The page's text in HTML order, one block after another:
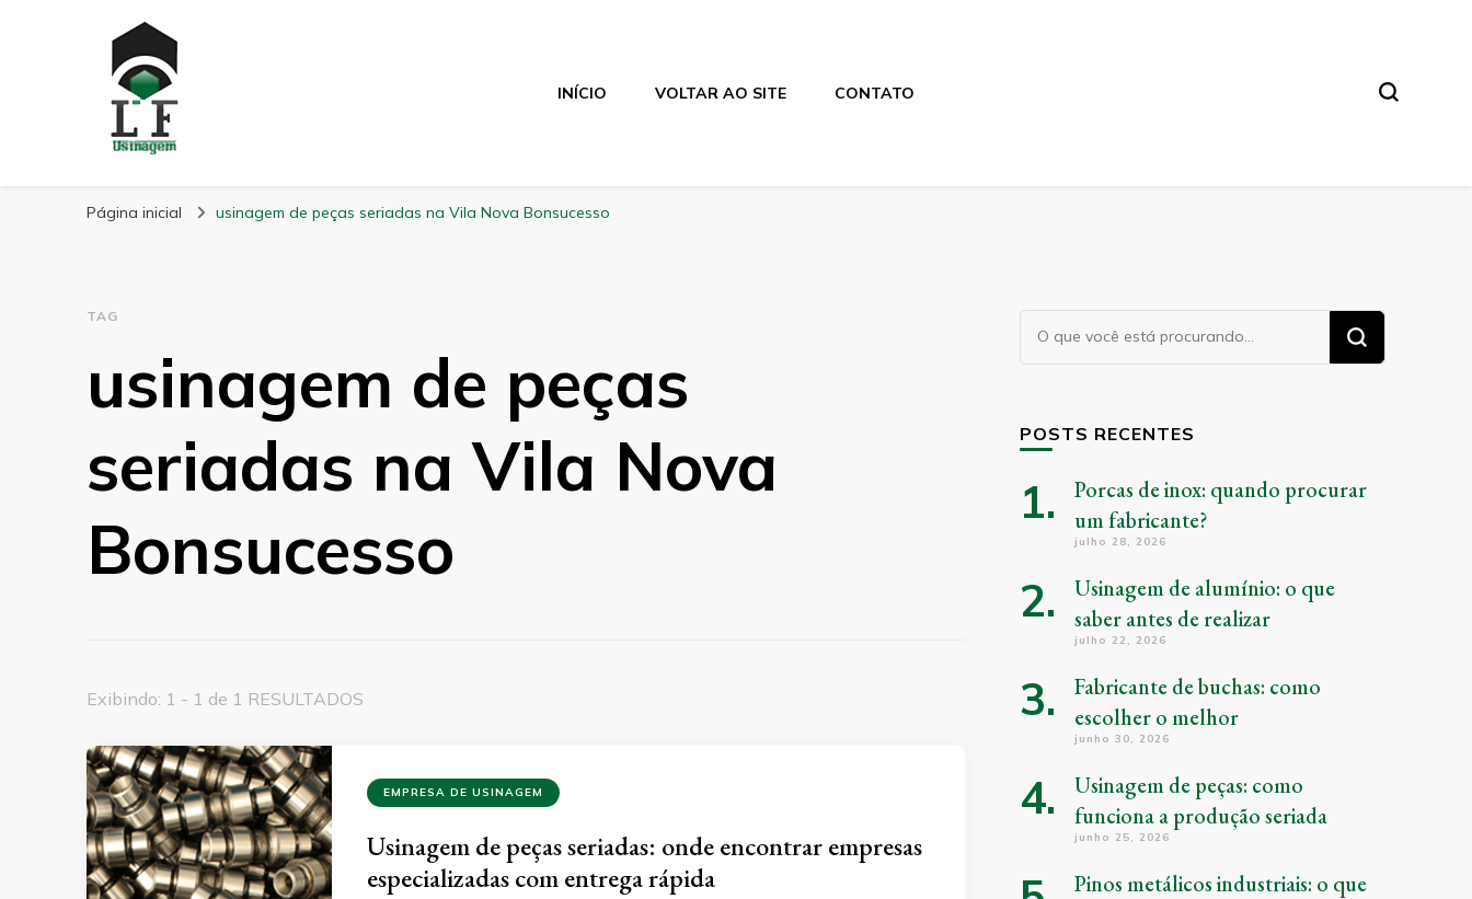
LF Usinagem
INÍCIO VOLTAR AO SITE CONTATO
Página inicial usinagem de peças seriadas na Vila Nova Bonsucesso
TAG
usinagem de peças
seriadas na Vila Nova
Bonsucesso
Exibindo: 1 - 1 de 1 RESULTADOS
EMPRESA DE USINAGEM
Usinagem de peças seriadas: onde encontrar empresas
especializadas com entrega rápida
Procurando
algo?
POSTS RECENTES
Porcas de inox: quando procurar
um fabricante?
julho 28, 2026
Usinagem de alumínio: o que
saber antes de realizar
julho 22, 2026
Fabricante de buchas: como
escolher o melhor
junho 30, 2026
Usinagem de peças: como
funciona a produção seriada
junho 25, 2026
Pinos metálicos industriais: o que